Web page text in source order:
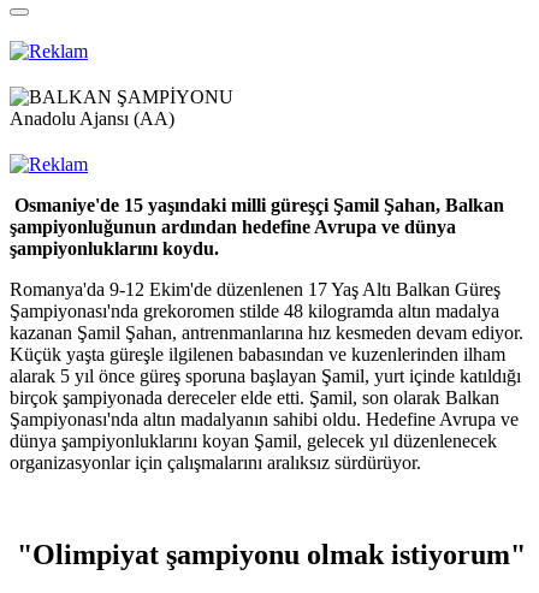
Anadolu Ajansı (AA)
Osmaniye'de 15 yaşındaki milli güreşçi Şamil Şahan, Balkan
şampiyonluğunun ardından hedefine Avrupa ve dünya
şampiyonluklarını koydu.
Romanya'da 9-12 Ekim'de düzenlenen 17 Yaş Altı Balkan Güreş
Şampiyonası'nda grekoromen stilde 48 kilogramda altın madalya
kazanan Şamil Şahan, antrenmanlarına hız kesmeden devam ediyor.
Küçük yaşta güreşle ilgilenen babasından ve kuzenlerinden ilham
alarak 5 yıl önce güreş sporuna başlayan Şamil, yurt içinde katıldığı
birçok şampiyonada dereceler elde etti. Şamil, son olarak Balkan
Şampiyonası'nda altın madalyanın sahibi oldu. Hedefine Avrupa ve
dünya şampiyonluklarını koyan Şamil, gelecek yıl düzenlenecek
organizasyonlar için çalışmalarını aralıksız sürdürüyor.
"Olimpiyat şampiyonu olmak istiyorum"